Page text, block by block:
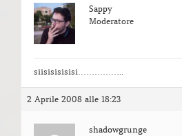
Sappy
Moderatore
siisisisisisi……………..
2 Aprile 2008 alle 18:23
shadowgrunge